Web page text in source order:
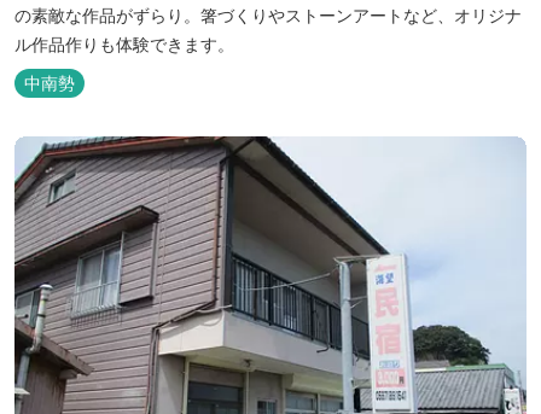
の素敵な作品がずらり。箸づくりやストーンアートなど、オリジナ
ル作品作りも体験できます。
中南勢